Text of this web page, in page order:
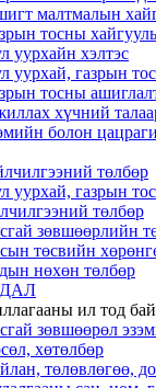
малтмалын
тосны
уурхайн хэлтэс
уурхай, газрын
тосны
хүчний
болон
төлбөр
уурхай, газрын
төлбөр
зөвшөөрлийн
төсвийн
нөхөн төлбөр
ил тод
зөвшөөрөл
хөтөлбөр
төлөвлөгөө,